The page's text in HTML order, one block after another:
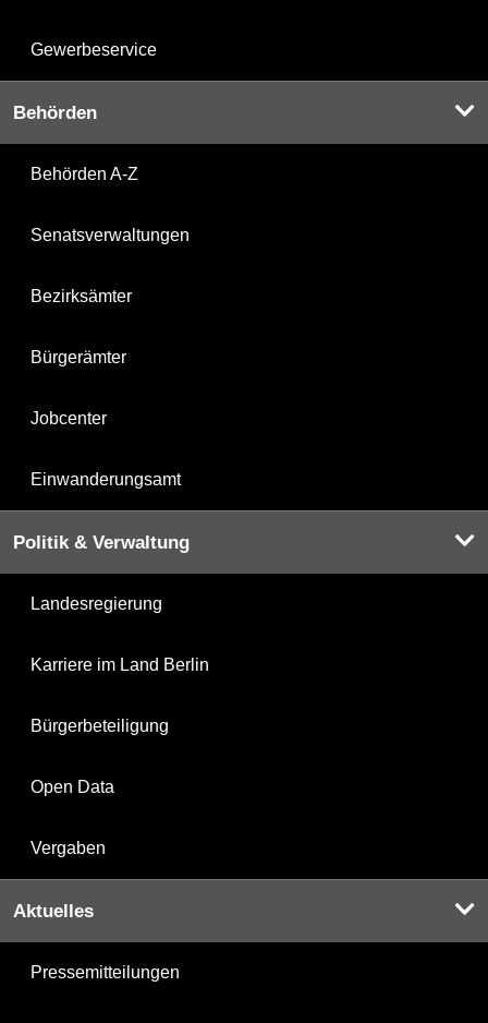
Gewerbeservice
Behörden
Behörden A-Z
Senatsverwaltungen
Bezirksämter
Bürgerämter
Jobcenter
Einwanderungsamt
Politik & Verwaltung
Landesregierung
Karriere im Land Berlin
Bürgerbeteiligung
Open Data
Vergaben
Aktuelles
Pressemitteilungen